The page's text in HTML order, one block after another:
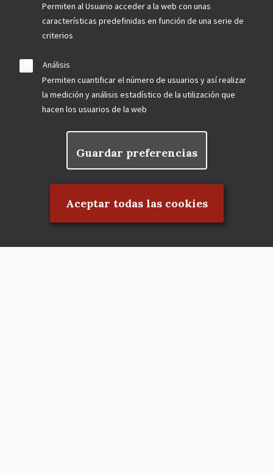
Permiten al Usuario acceder a la web con unas
características predefinidas en función de una serie de
criterios
Análisis
Permiten cuantificar el número de usuarios y así realizar
la medición y análisis estadístico de la utilización que
hacen los usuarios de la web
Guardar preferencias
Aceptar todas las cookies